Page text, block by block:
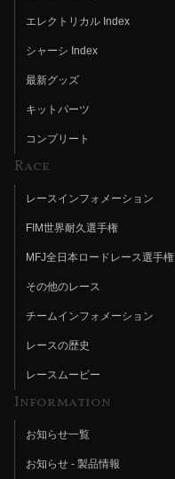
エレクトリカル Index
シャーシ Index
最新グッズ
キットパーツ
コンプリート
Race
レースインフォメーション
FIM世界耐久選手権
MFJ全日本ロードレース選手権
その他のレース
チームインフォメーション
レースの歴史
レースムービー
Information
お知らせ一覧
お知らせ - 製品情報